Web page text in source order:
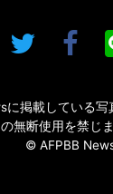
に掲載している
の無断使用を禁じま
© AFPBB